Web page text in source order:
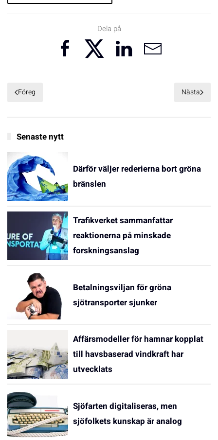
Dela på
Föreg Nästa
Senaste nytt
Därför väljer rederierna bort gröna
bränslen
Trafikverket sammanfattar
reaktionerna på minskade
forskningsanslag
Betalningsviljan för gröna
sjötransporter sjunker
Affärsmodeller för hamnar kopplat
till havsbaserad vindkraft har
utvecklats
Sjöfarten digitaliseras, men
sjöfolkets kunskap är analog